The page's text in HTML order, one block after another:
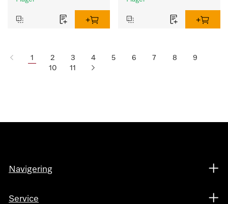
1 2 3 4 5 6 7 8
9
10
11
Navigering
Service